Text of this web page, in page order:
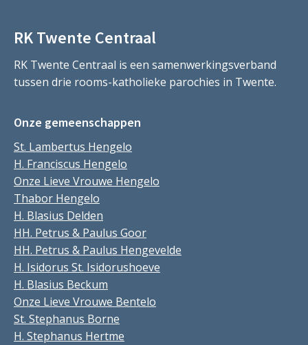
RK Twente Centraal
RK Twente Centraal is een samenwerkingsverband
tussen drie rooms-katholieke parochies in Twente.
Onze gemeenschappen
St. Lambertus Hengelo
H. Franciscus Hengelo
Onze Lieve Vrouwe Hengelo
Thabor Hengelo
H. Blasius Delden
HH. Petrus & Paulus Goor
HH. Petrus & Paulus Hengevelde
H. Isidorus St. Isidorushoeve
H. Blasius Beckum
Onze Lieve Vrouwe Bentelo
St. Stephanus Borne
H. Stephanus Hertme